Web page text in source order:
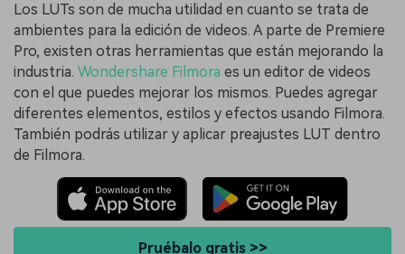
Los LUTs son de mucha utilidad en cuanto se trata de
ambientes para la edición de videos. A parte de Premiere
Pro, existen otras herramientas que están mejorando la
industria. Wondershare Filmora es un editor de videos
con el que puedes mejorar los mismos. Puedes agregar
diferentes elementos, estilos y efectos usando Filmora.
También podrás utilizar y aplicar preajustes LUT dentro
de Filmora.
Pruébalo gratis >>